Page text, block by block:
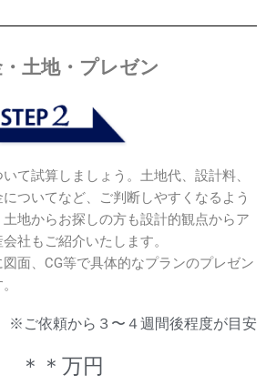
土地・プレゼン
て試算しましょう。土地代、設計料、
ついてなど、ご判断しやすくなるよう
地からお探しの方も設計的観点からア
社もご紹介いたします。
面、CG等で具体的なプランのプレゼン
※ご依頼から３〜４週間後程度が目安
＊＊万円